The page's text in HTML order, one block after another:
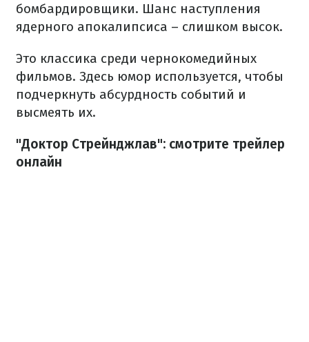
бомбардировщики. Шанс наступления
ядерного апокалипсиса – слишком высок.
Это классика среди чернокомедийных
фильмов. Здесь юмор используется, чтобы
подчеркнуть абсурдность событий и
высмеять их.
"Доктор Стрейнджлав": смотрите трейлер
онлайн